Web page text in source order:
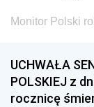
Monitor Polski
UCHWAŁA
POLSKIEJ z
rocznicę